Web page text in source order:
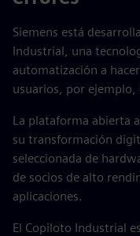
Siemens está
Industrial, una
automatización a
usuarios, por ejemplo,
La plataforma abierta
su transformación
seleccionada de
de socios de alto
aplicaciones.
El Copiloto Industrial